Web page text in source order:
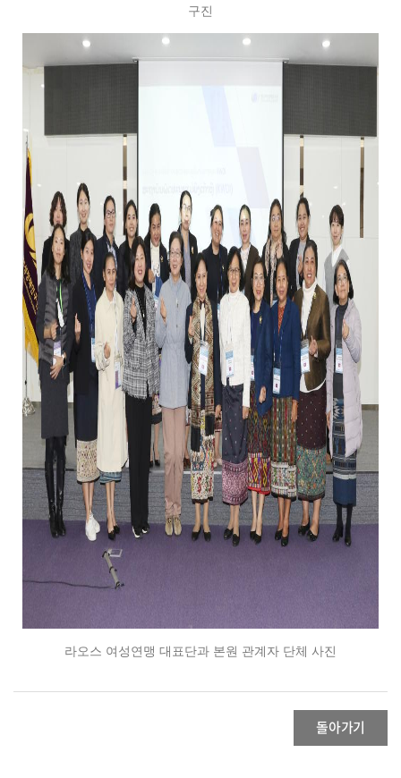
구진
라오스 여성연맹 대표단과 본원 관계자 단체 사진
돌아가기